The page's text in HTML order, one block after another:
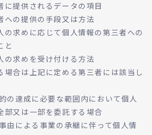
供されるデータの項目
提供の手段又は方法
めに応じて個人情報の第三者への
と
めを受け付ける方法
場合は上記に定める第三者には該当し
の達成に必要な範囲内において個人
部又は一部を委託する場合
由による事業の承継に伴って個人情